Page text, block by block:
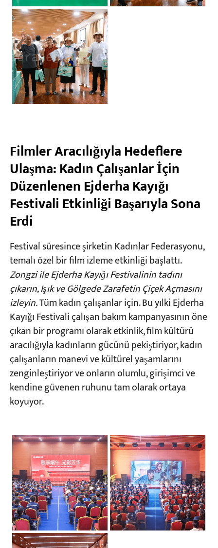
Filmler Aracılığıyla Hedeflere
Ulaşma: Kadın Çalışanlar İçin
Düzenlenen Ejderha Kayığı
Festivali Etkinliği Başarıyla Sona
Erdi
Festival süresince şirketin Kadınlar Federasyonu,
temalı özel bir film izleme etkinliği başlattı.
Zongzi ile Ejderha Kayığı Festivalinin tadını
çıkarın, Işık ve Gölgede Zarafetin Çiçek Açmasını
izleyin.Tüm kadın çalışanlar için. Bu yılki Ejderha
Kayığı Festivali çalışan bakım kampanyasının öne
çıkan bir programı olarak etkinlik, film kültürü
aracılığıyla kadınların gücünü pekiştiriyor, kadın
çalışanların manevi ve kültürel yaşamlarını
zenginleştiriyor ve onların olumlu, girişimci ve
kendine güvenen ruhunu tam olarak ortaya
koyuyor.